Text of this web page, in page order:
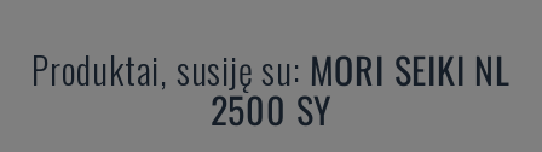
Produktai, susiję su: MORI SEIKI NL
2500 SY